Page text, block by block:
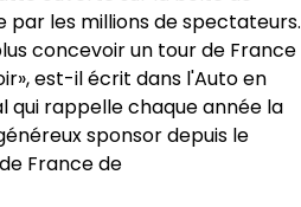
par les millions de spectateurs.
concevoir un tour de France
est-il écrit dans l'Auto en
qui rappelle chaque année la
sponsor depuis le
France de